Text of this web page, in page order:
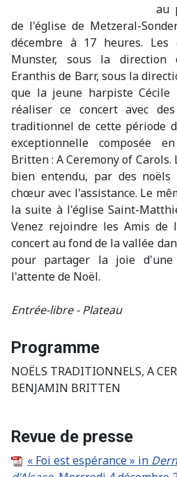
au
de l'église de Metzeral-
décembre à 17 heures. Les
Munster, sous la direction
Eranthis de Barr, sous la
que la jeune harpiste Cécile
réaliser ce concert avec
traditionnel de cette période
exceptionnelle composée
Britten : A Ceremony of
bien entendu, par des noëls
chœur avec l'assistance. Le
la suite à l'église Saint-
Venez rejoindre les Amis de
concert au fond de la vallée
pour partager la joie d'une
l'attente de Noël.
Entrée-libre - Plateau
Programme
NOËLS TRADITIONNELS, A
BENJAMIN BRITTEN
Revue de presse
« Foi est espérance » in